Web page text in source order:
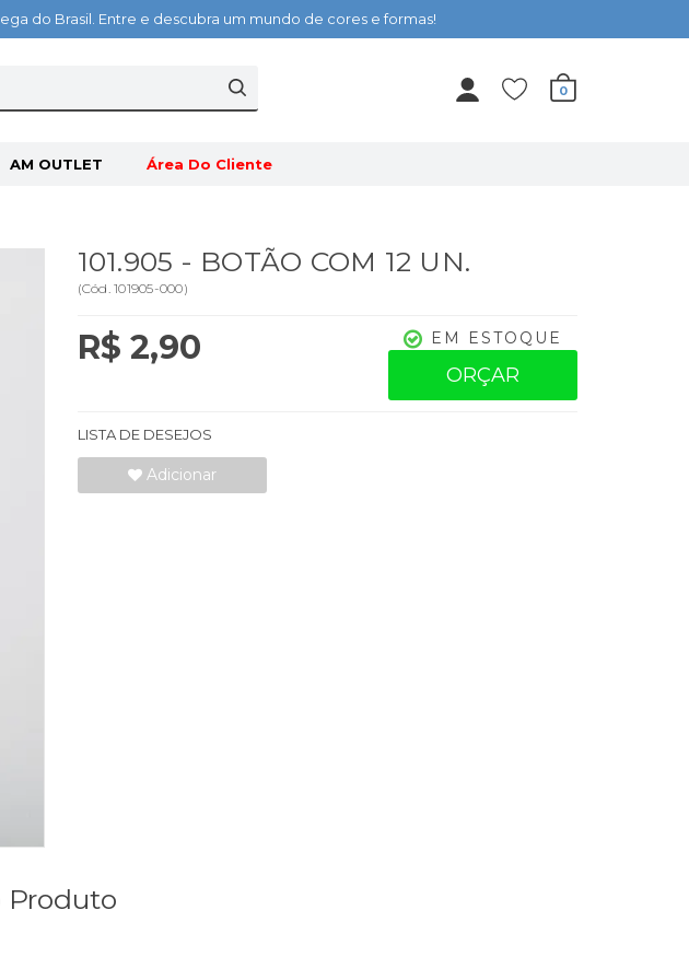
do Brasil. Entre e descubra um mundo de cores e formas!
0
AM OUTLET Área Do Cliente
101.905 - BOTÃO COM 12 UN.
(Cód. 101905-000)
R$ 2,90 EM ESTOQUE
ORÇAR
LISTA DE DESEJOS
Adicionar
Produto